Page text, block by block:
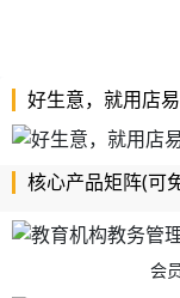
好生意，就用店易
核心产品矩阵(可
会